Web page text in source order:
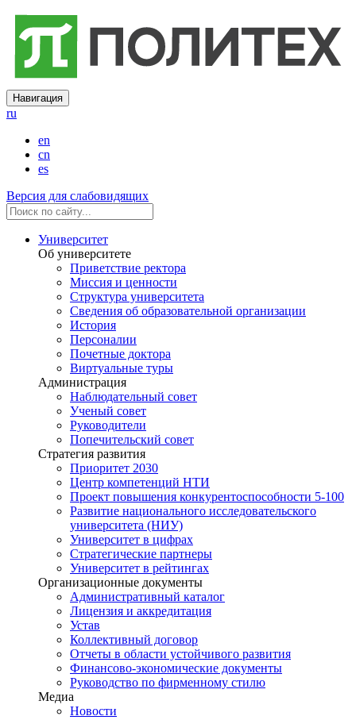
Навигация
ru
en
cn
es
Версия для слабовидящих
Университет
Об университете
Приветствие ректора
Миссия и ценности
Структура университета
Сведения об образовательной организации
История
Персоналии
Почетные доктора
Виртуальные туры
Администрация
Наблюдательный совет
Ученый совет
Руководители
Попечительский совет
Стратегия развития
Приоритет 2030
Центр компетенций НТИ
Проект повышения конкурентоспособности 5-100
Развитие национального исследовательского
университета (НИУ)
Университет в цифрах
Стратегические партнеры
Университет в рейтингах
Организационные документы
Административный каталог
Лицензия и аккредитация
Устав
Коллективный договор
Отчеты в области устойчивого развития
Финансово-экономические документы
Руководство по фирменному стилю
Медиа
Новости